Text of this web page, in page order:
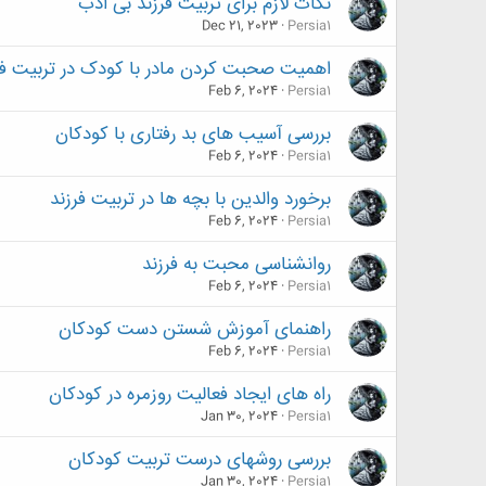
Persia1
Dec 21, 2023
اهمیت صحبت کردن مادر با کودک در تربیت
Persia1
Feb 6, 2024
بررسی آسیب های بد رفتاری با کودکان
Persia1
Feb 6, 2024
برخورد والدین با بچه ها در تربیت فرزند
Persia1
Feb 6, 2024
روانشناسی محبت به فرزند
Persia1
Feb 6, 2024
راهنمای آموزش شستن دست کودکان
Persia1
Feb 6, 2024
راه های ایجاد فعالیت روزمره در کودکان
Persia1
Jan 30, 2024
بررسی روشهای درست تربیت کودکان
Persia1
Jan 30, 2024